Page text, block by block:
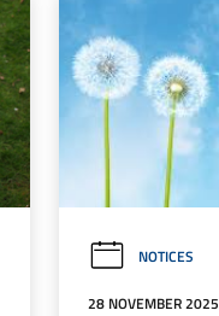
NOTICES
28 NOVEMBER 2025